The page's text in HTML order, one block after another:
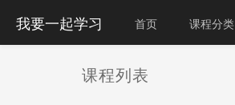
我要一起学习 首页 课程分类
课程列表